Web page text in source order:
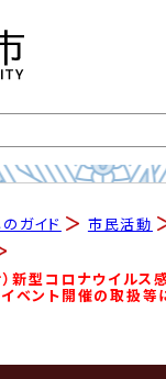
のガイド
市民活動
新型コロナウイルス
ベント開催の取扱等